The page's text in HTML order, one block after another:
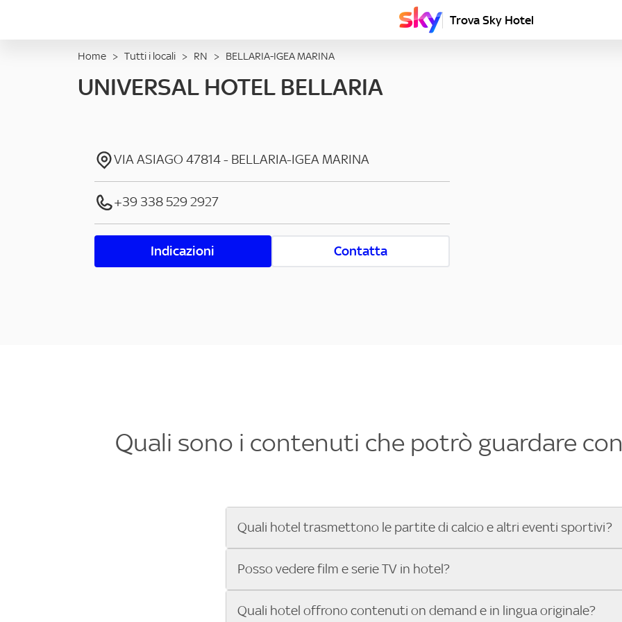
Trova Sky Hotel
Home > Tutti i locali > RN > BELLARIA-IGEA MARINA
UNIVERSAL HOTEL BELLARIA
VIA ASIAGO 47814- BELLARIA-IGEA MARINA
+39 338 529 2927
Indicazioni Contatta
Quali sono i contenuti che potrò guardare
Quali hotel trasmettono le partite di calcio e altri eventi sportivi?
Se cerchi un hotel dove poter vedere le partite di Serie A, UEFA Champions
che trasmette gli eventi sportivi.
Posso vedere film e serie TV in hotel?
Sì, gli hotel che hanno Sky in camera offrono una vasta selezione di film
Quali hotel offrono contenuti on demand e in lingua originale?